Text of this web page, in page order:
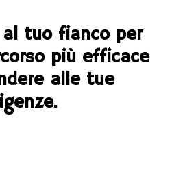
tuo fianco per
più efficace
alle tue